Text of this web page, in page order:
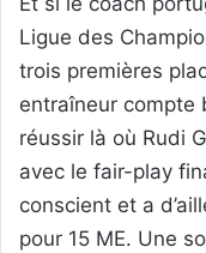
Ligue des
trois premières
entraîneur compte
réussir là où Rudi
avec le fair-play
conscient et a
pour 15 ME. Une